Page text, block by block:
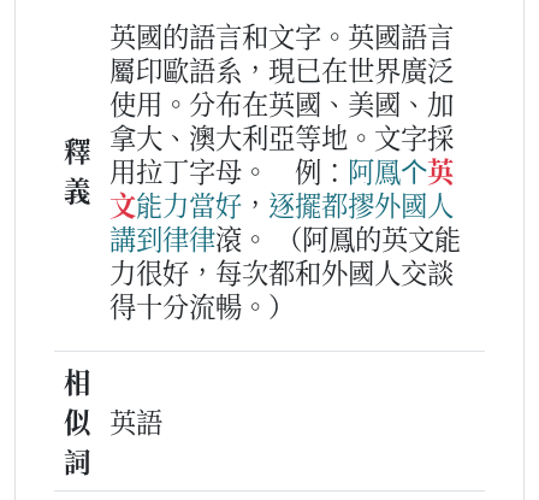
釋
義
英國的語言和文字。英國語言
屬印歐語系，現已在世界廣泛
使用。分布在英國、美國、加
拿大、澳大利亞等地。文字採
用拉丁字母。
例： 阿鳳个英
文能力當好 ， 逐擺都摎外國人
講到律律滾。
（阿鳳的英文能
力很好，每次都和外國人交談
得十分流暢。）
相
似
詞
英語